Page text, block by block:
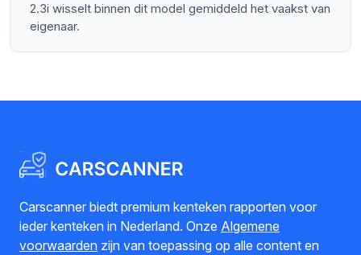
2.3i wisselt binnen dit model gemiddeld het vaakst van
eigenaar.
Carscanner biedt premium kenteken rapporten voor
ieder kenteken in Nederland. Onze Algemene
voorwaarden zijn van toepassing op alle content en